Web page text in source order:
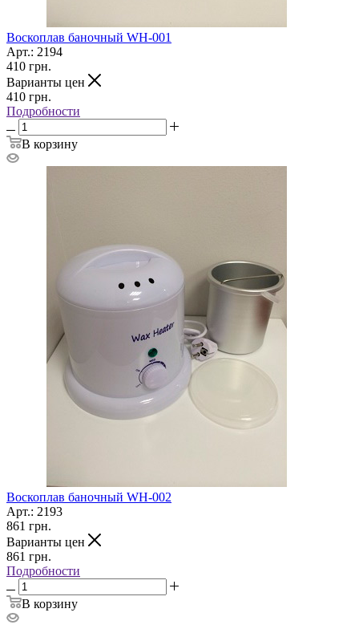
Воскоплав баночный WH-001
Арт.: 2194
410 грн.
Варианты цен
410 грн.
Подробности
В корзину
Воскоплав баночный WH-002
Арт.: 2193
861 грн.
Варианты цен
861 грн.
Подробности
В корзину